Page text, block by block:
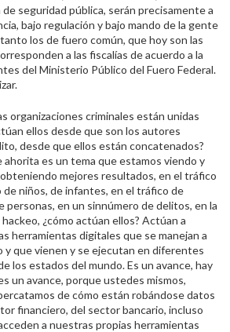
de seguridad pública, serán precisamente a
bajo regulación y bajo mando de la gente
los de fuero común, que hoy son las
a las fiscalías de acuerdo a la
del Ministerio Público del Fuero Federal.
organizaciones criminales están unidas
ellos desde que son los autores
desde que ellos están concatenados?
ahorita es un tema que estamos viendo y
mejores resultados, en el tráfico
niños, de infantes, en el tráfico de
personas, en un sinnúmero de delitos, en la
¿cómo actúan ellos? Actúan a
herramientas digitales que se manejan a
y que vienen y se ejecutan en diferentes
los estados del mundo. Es un avance, hay
un avance, porque ustedes mismos,
de cómo están robándose datos
financiero, del sector bancario, incluso
a nuestras propias herramientas